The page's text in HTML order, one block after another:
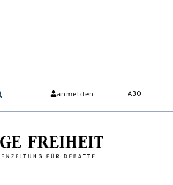
anmelden ABO